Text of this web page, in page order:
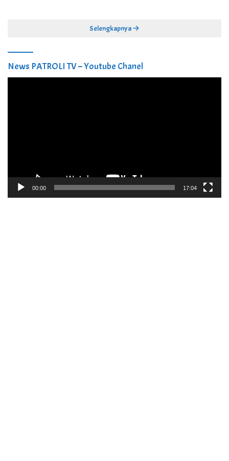
Selengkapnya
News PATROLI TV – Youtube Chanel
00:00 17:04